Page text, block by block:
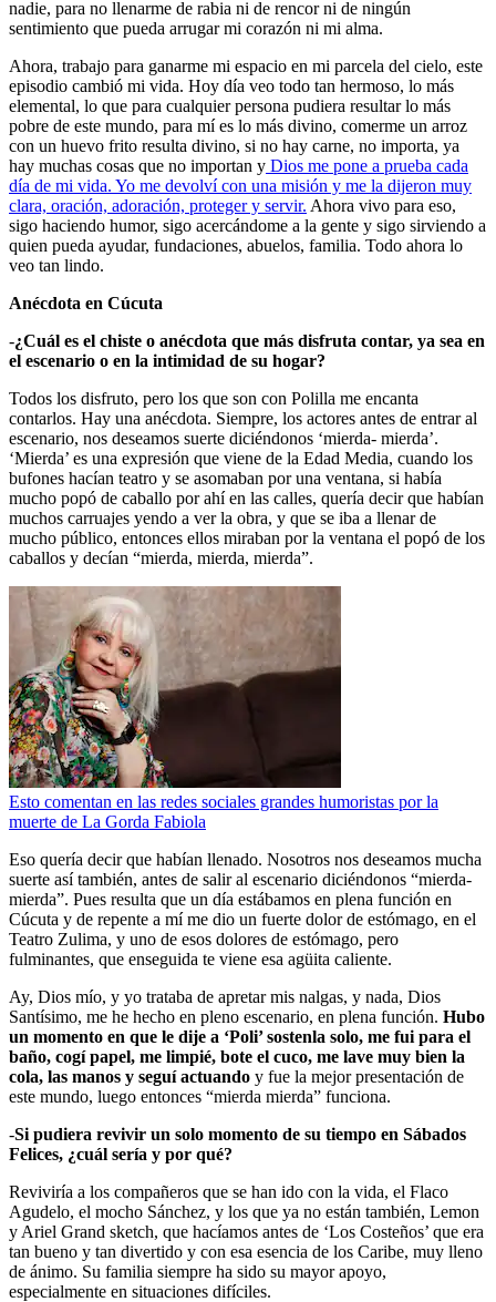
nadie, para no llenarme de rabia ni de rencor ni de ningún
sentimiento que pueda arrugar mi corazón ni mi alma.
Ahora, trabajo para ganarme mi espacio en mi parcela del cielo, este
episodio cambió mi vida. Hoy día veo todo tan hermoso, lo más
elemental, lo que para cualquier persona pudiera resultar lo más
pobre de este mundo, para mí es lo más divino, comerme un arroz
con un huevo frito resulta divino, si no hay carne, no importa, ya
hay muchas cosas que no importan y Dios me pone a prueba cada
día de mi vida. Yo me devolví con una misión y me la dijeron muy
clara, oración, adoración, proteger y servir. Ahora vivo para eso,
sigo haciendo humor, sigo acercándome a la gente y sigo sirviendo a
quien pueda ayudar, fundaciones, abuelos, familia. Todo ahora lo
veo tan lindo.
Anécdota en Cúcuta
-¿Cuál es el chiste o anécdota que más disfruta contar, ya sea en
el escenario o en la intimidad de su hogar?
Todos los disfruto, pero los que son con Polilla me encanta
contarlos. Hay una anécdota. Siempre, los actores antes de entrar al
escenario, nos deseamos suerte diciéndonos ‘mierda- mierda’.
‘Mierda’ es una expresión que viene de la Edad Media, cuando los
bufones hacían teatro y se asomaban por una ventana, si había
mucho popó de caballo por ahí en las calles, quería decir que habían
muchos carruajes yendo a ver la obra, y que se iba a llenar de
mucho público, entonces ellos miraban por la ventana el popó de los
caballos y decían “mierda, mierda, mierda”.
Esto comentan en las redes sociales grandes humoristas por la
muerte de La Gorda Fabiola
Eso quería decir que habían llenado. Nosotros nos deseamos mucha
suerte así también, antes de salir al escenario diciéndonos “mierda-
mierda”. Pues resulta que un día estábamos en plena función en
Cúcuta y de repente a mí me dio un fuerte dolor de estómago, en el
Teatro Zulima, y uno de esos dolores de estómago, pero
fulminantes, que enseguida te viene esa agüita caliente.
Ay, Dios mío, y yo trataba de apretar mis nalgas, y nada, Dios
Santísimo, me he hecho en pleno escenario, en plena función. Hubo
un momento en que le dije a ‘Poli’ sostenla solo, me fui para el
baño, cogí papel, me limpié, bote el cuco, me lave muy bien la
cola, las manos y seguí actuando y fue la mejor presentación de
este mundo, luego entonces “mierda mierda” funciona.
-Si pudiera revivir un solo momento de su tiempo en Sábados
Felices, ¿cuál sería y por qué?
Reviviría a los compañeros que se han ido con la vida, el Flaco
Agudelo, el mocho Sánchez, y los que ya no están también, Lemon
y Ariel Grand sketch, que hacíamos antes de ‘Los Costeños’ que era
tan bueno y tan divertido y con esa esencia de los Caribe, muy lleno
de ánimo. Su familia siempre ha sido su mayor apoyo,
especialmente en situaciones difíciles.